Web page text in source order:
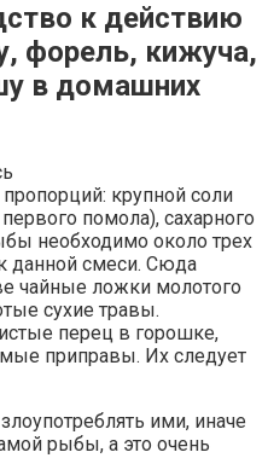
к действию
форель, кижуча,
в домашних
крупной соли
помола), сахарного
необходимо около трех
данной смеси. Сюда
чайные ложки молотого
сухие травы.
перец в горошке,
приправы. Их следует
ими, иначе
рыбы, а это очень